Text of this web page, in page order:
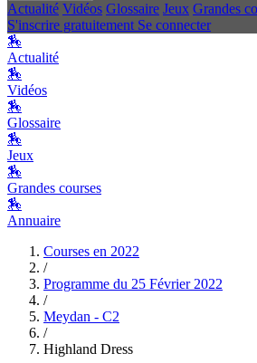
Actualité Vidéos Glossaire Jeux Grandes
S'inscrire gratuitement Se connecter
🏇
Actualité
🏇
Vidéos
🏇
Glossaire
🏇
Jeux
🏇
Grandes courses
🏇
Annuaire
Courses en 2022
/
Programme du 25 Février 2022
/
Meydan - C2
/
Highland Dress